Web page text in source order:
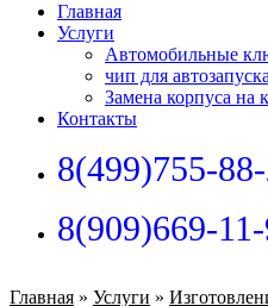
Главная
Услуги
Автомобильные
чип для автозапуска
Замена корпуса на
Контакты
8(499)755-
8(909)669-
Главная » Услуги »